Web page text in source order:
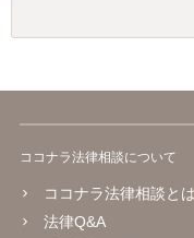
ココナラ法律相談について
ココナラ法律相談とは
法律Q&A